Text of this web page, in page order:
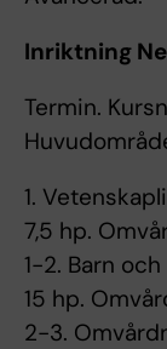
Inriktning
Termin.
1.
7,5 hp.
1-2. Barn
15 hp.
2-3.